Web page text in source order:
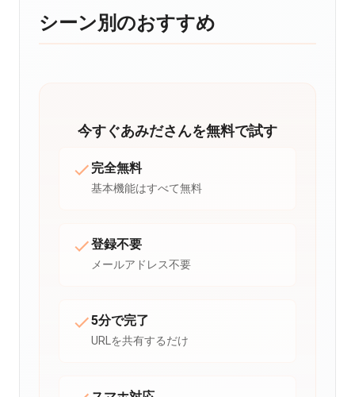
シーン別のおすすめ
今すぐあみださんを無料で試す
完全無料
基本機能はすべて無料
登録不要
メールアドレス不要
5分で完了
URLを共有するだけ